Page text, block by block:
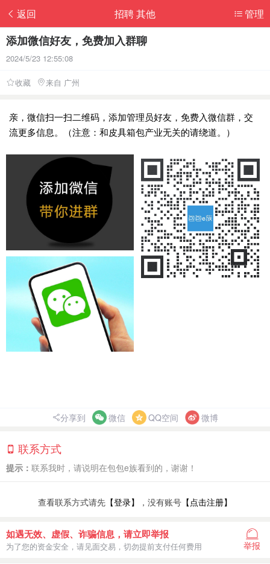
返回 管理
招聘 其他
添加微信好友，免费加入群聊
2024/5/23 12:55:08
收藏 来自 广州
亲，微信扫一扫二维码，添加管理员好友，免费入微信群，交
流更多信息。（注意：和皮具箱包产业无关的请绕道。）
分享到 微信 QQ空间 微博
联系方式
提示： 联系我时，请说明在包包e族看到的，谢谢！
查看联系方式请先 【登录】 ，没有账号 【点击注册】
如遇无效、虚假、诈骗信息，请立即举报
为了您的资金安全，请见面交易，切勿提前支付任何费用 举报